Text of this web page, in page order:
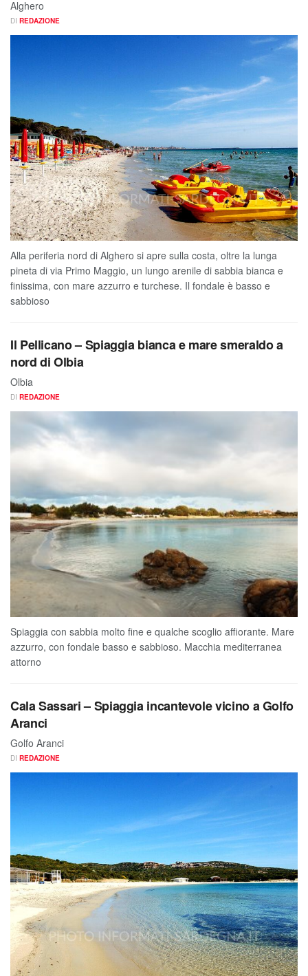
Alghero
DI REDAZIONE
Alla periferia nord di Alghero si apre sulla costa, oltre la lunga
pineta di via Primo Maggio, un lungo arenile di sabbia bianca e
finissima, con mare azzurro e turchese. Il fondale è basso e
sabbioso
Il Pellicano – Spiaggia bianca e mare smeraldo a
nord di Olbia
Olbia
DI REDAZIONE
Spiaggia con sabbia molto fine e qualche scoglio affiorante. Mare
azzurro, con fondale basso e sabbioso. Macchia mediterranea
attorno
Cala Sassari – Spiaggia incantevole vicino a Golfo
Aranci
Golfo Aranci
DI REDAZIONE